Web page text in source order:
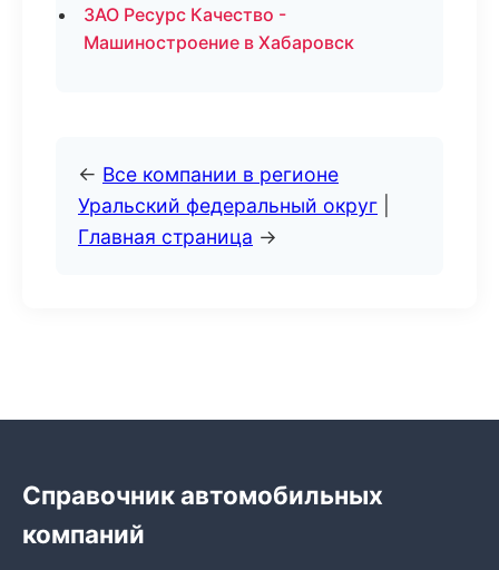
ЗАО Ресурс Качество -
Машиностроение в Хабаровск
← Все компании в регионе
Уральский федеральный округ
Главная страница →
Справочник автомобильных
компаний